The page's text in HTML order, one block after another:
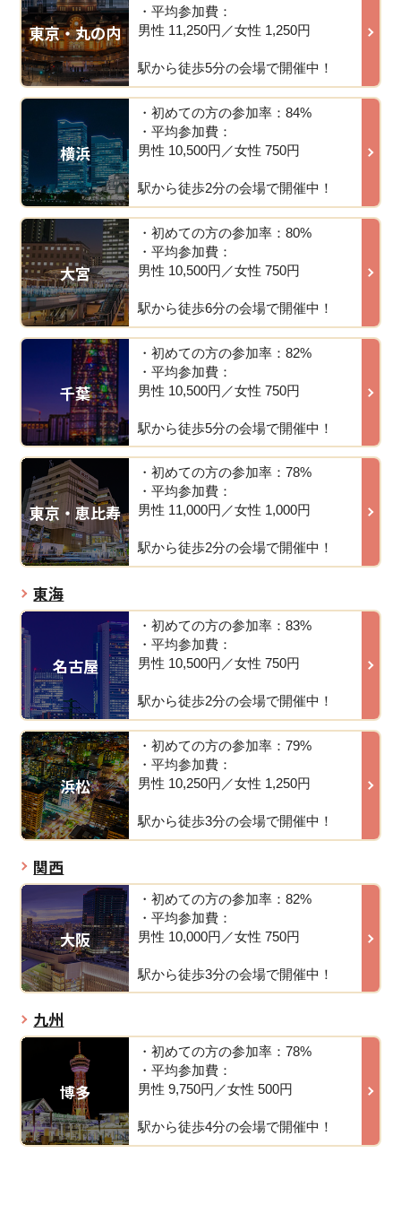
東京・丸の内
・平均参加費：
男性 11,250円／女性 1,250円
駅から徒歩5分の会場で開催中！
横浜
・初めての方の参加率：84%
・平均参加費：
男性 10,500円／女性 750円
駅から徒歩2分の会場で開催中！
大宮
・初めての方の参加率：80%
・平均参加費：
男性 10,500円／女性 750円
駅から徒歩6分の会場で開催中！
千葉
・初めての方の参加率：82%
・平均参加費：
男性 10,500円／女性 750円
駅から徒歩5分の会場で開催中！
東京・恵比寿
・初めての方の参加率：78%
・平均参加費：
男性 11,000円／女性 1,000円
駅から徒歩2分の会場で開催中！
東海
名古屋
・初めての方の参加率：83%
・平均参加費：
男性 10,500円／女性 750円
駅から徒歩2分の会場で開催中！
浜松
・初めての方の参加率：79%
・平均参加費：
男性 10,250円／女性 1,250円
駅から徒歩3分の会場で開催中！
関西
大阪
・初めての方の参加率：82%
・平均参加費：
男性 10,000円／女性 750円
駅から徒歩3分の会場で開催中！
九州
博多
・初めての方の参加率：78%
・平均参加費：
男性 9,750円／女性 500円
駅から徒歩4分の会場で開催中！